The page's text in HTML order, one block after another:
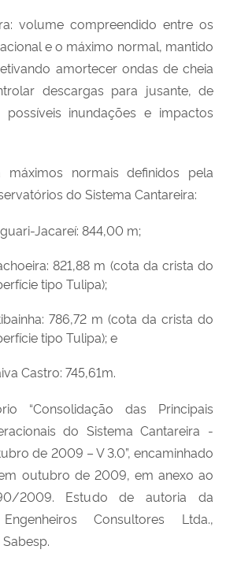
volume compreendido entre os
e o máximo normal, mantido
amortecer ondas de cheia
descargas para jusante, de
inundações e impactos
normais definidos pela
do Sistema Cantareira:
Jacareí: 844,00 m;
821,88 m (cota da crista do
tipo Tulipa);
786,72 m (cota da crista do
tipo Tulipa); e
Castro: 745,61m.
“Consolidação das Principais
do Sistema Cantareira -
de 2009 – V 3.0”, encaminhado
outubro de 2009, em anexo ao
2009. Estudo de autoria da
Consultores Ltda.,